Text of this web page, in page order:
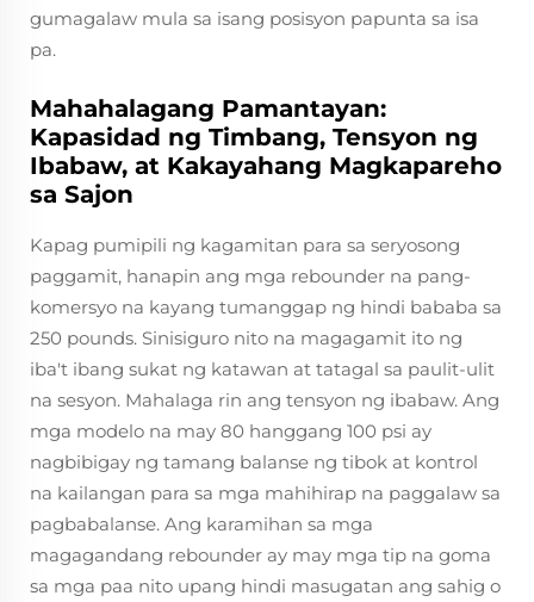
gumagalaw mula sa isang posisyon papunta sa isa
pa.
Mahahalagang Pamantayan:
Kapasidad ng Timbang, Tensyon ng
Ibabaw, at Kakayahang Magkapareho
sa Sajon
Kapag pumipili ng kagamitan para sa seryosong
paggamit, hanapin ang mga rebounder na pang-
komersyo na kayang tumanggap ng hindi bababa sa
250 pounds. Sinisiguro nito na magagamit ito ng
iba't ibang sukat ng katawan at tatagal sa paulit-ulit
na sesyon. Mahalaga rin ang tensyon ng ibabaw. Ang
mga modelo na may 80 hanggang 100 psi ay
nagbibigay ng tamang balanse ng tibok at kontrol
na kailangan para sa mga mahihirap na paggalaw sa
pagbabalanse. Ang karamihan sa mga
magagandang rebounder ay may mga tip na goma
sa mga paa nito upang hindi masugatan ang sahig o